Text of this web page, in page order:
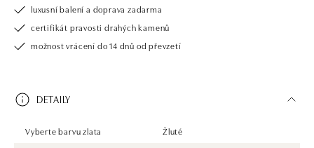
luxusní balení a doprava zadarma
certifikát pravosti drahých kamenů
možnost vrácení do 14 dnů od převzetí
DETAILY
Vyberte barvu zlata
Žluté